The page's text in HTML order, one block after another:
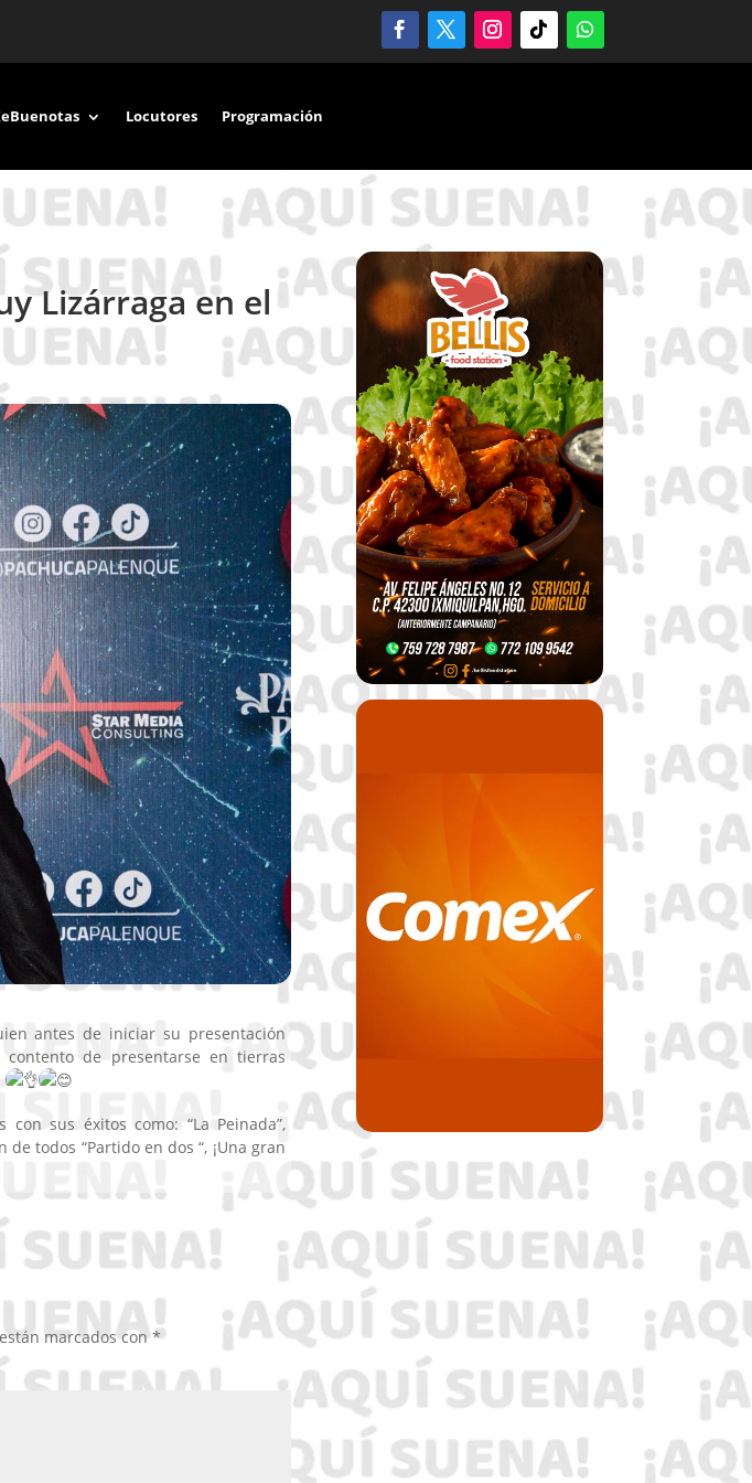
Locutores Programación
Lizárraga en el
antes de iniciar su presentación
de presentarse en tierras
sus éxitos como: “La Peinada”,
de todos “Partido en dos “, ¡Una gran
marcados con*